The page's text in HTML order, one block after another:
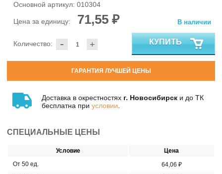
Основной артикул: 010304
Цена за единицу: 71,55 ₽
- +
Количество:
В наличии
КУПИТЬ
ГАРАНТИЯ ЛУЧШЕЙ ЦЕНЫ
Доставка в окрестностях г. Новосибирск и до ТК
бесплатна при условии
СПЕЦИАЛЬНЫЕ ЦЕНЫ
Условие
Цена
От 50 ед.
64,06 ₽